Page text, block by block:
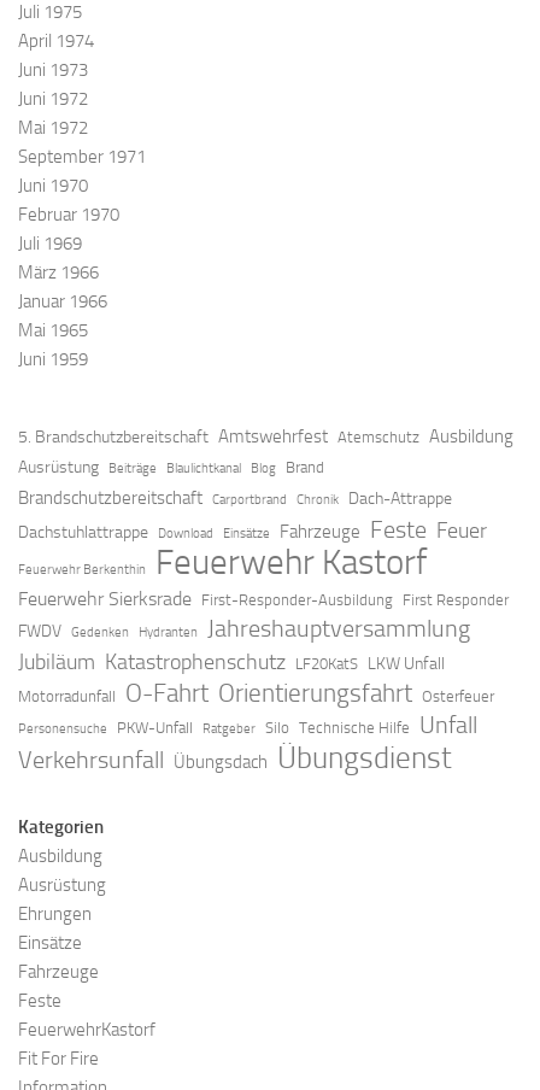
Juli 1975
April 1974
Juni 1973
Juni 1972
Mai 1972
September 1971
Juni 1970
Februar 1970
Juli 1969
März 1966
Januar 1966
Mai 1965
Juni 1959
5. Brandschutzbereitschaft Amtswehrfest Atemschutz Ausbildung
Ausrüstung Beiträge Blaulichtkanal Blog Brand
Brandschutzbereitschaft Carportbrand Chronik
Dach-Attrappe
Dachstuhlattrappe
Download Einsätze Fahrzeuge Feste Feuer
Feuerwehr Berkenthin Feuerwehr Kastorf
Feuerwehr Sierksrade First-Responder-Ausbildung First Responder
FWDV Gedenken Hydranten Jahreshauptversammlung
Jubiläum Katastrophenschutz LF20KatS LKW Unfall
Motorradunfall O-Fahrt Orientierungsfahrt Osterfeuer
Personensuche PKW-Unfall Ratgeber Silo Technische Hilfe Unfall
Verkehrsunfall Übungsdach Übungsdienst
Kategorien
Ausbildung
Ausrüstung
Ehrungen
Einsätze
Fahrzeuge
Feste
FeuerwehrKastorf
Fit For Fire